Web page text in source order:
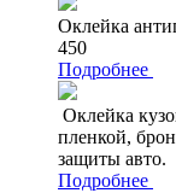
Оклейка
450
Подробнее
Оклейка
пленкой,
защиты авто.
Подробнее